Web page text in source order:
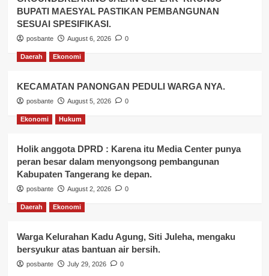
BUPATI MAESYAL PASTIKAN PEMBANGUNAN
SESUAI SPESIFIKASI.
posbante August 6, 2026 0
Daerah Ekonomi
KECAMATAN PANONGAN PEDULI WARGA NYA.
posbante August 5, 2026 0
Ekonomi Hukum
Holik anggota DPRD : Karena itu Media Center punya
peran besar dalam menyongsong pembangunan
Kabupaten Tangerang ke depan.
posbante August 2, 2026 0
Daerah Ekonomi
Warga Kelurahan Kadu Agung, Siti Juleha, mengaku
bersyukur atas bantuan air bersih.
posbante July 29, 2026 0